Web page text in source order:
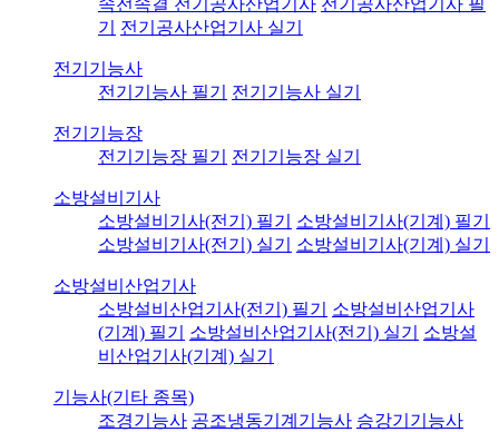
속전속결 전기공사산업기사 전기공사산업기사 필
기
전기공사산업기사 실기
전기기능사
전기기능사 필기
전기기능사 실기
전기기능장
전기기능장 필기
전기기능장 실기
소방설비기사
소방설비기사(전기) 필기
소방설비기사(기계) 필기
소방설비기사(전기) 실기
소방설비기사(기계) 실기
소방설비산업기사
소방설비산업기사(전기) 필기
소방설비산업기사
(기계) 필기
소방설비산업기사(전기) 실기
소방설
비산업기사(기계) 실기
기능사(기타 종목)
조경기능사 공조냉동기계기능사 승강기기능사